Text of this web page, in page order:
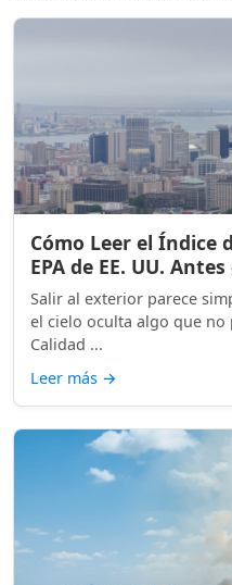
Cómo Leer el Índice
EPA de EE. UU.
Salir al exterior parece
el cielo oculta algo que no
Calidad ...
Leer más →